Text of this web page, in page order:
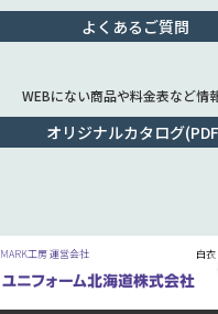
よくあるご質問
WEBにない商品や料金表など情
オリジナルカタログ
MARK工房 運営会社 白